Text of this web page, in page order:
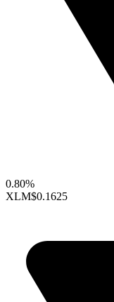
0.80%
XLM$0.1625